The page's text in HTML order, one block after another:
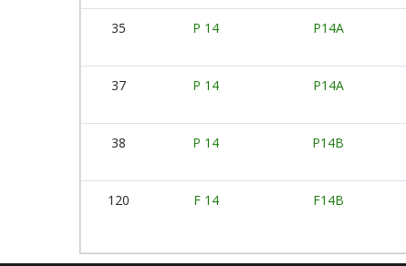
35 P 14 P14A
37 P 14 P14A
38 P 14 P14B
120 F 14 F14B